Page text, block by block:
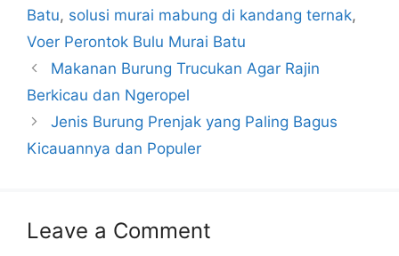
Batu, solusi murai mabung di kandang ternak,
Voer Perontok Bulu Murai Batu
Makanan Burung Trucukan Agar Rajin
Berkicau dan Ngeropel
Jenis Burung Prenjak yang Paling Bagus
Kicauannya dan Populer
Leave a Comment